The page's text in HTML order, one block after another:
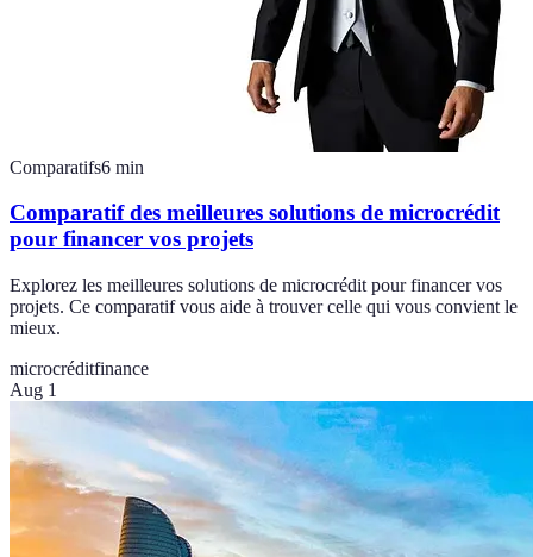
Comparatifs6 min
Comparatif des meilleures solutions de microcrédit
pour financer vos projets
Explorez les meilleures solutions de microcrédit pour financer vos
projets. Ce comparatif vous aide à trouver celle qui vous convient le
mieux.
microcréditfinance
Aug 1